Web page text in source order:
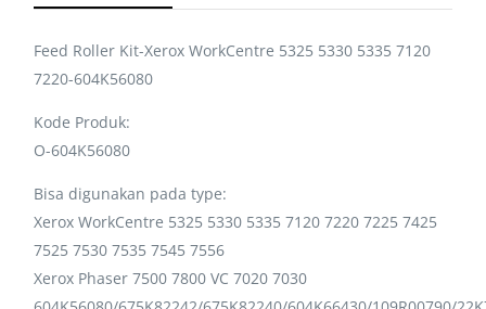
Feed Roller Kit-Xerox WorkCentre 5325 5330 5335 7120
7220-604K56080
Kode Produk:
O-604K56080
Bisa digunakan pada type:
Xerox WorkCentre 5325 5330 5335 7120 7220 7225 7425
7525 7530 7535 7545 7556
Xerox Phaser 7500 7800 VC 7020 7030